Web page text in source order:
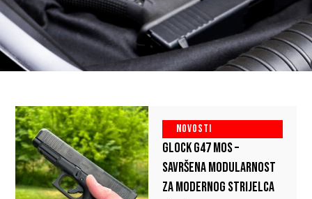
NOVOSTI
GLOCK G47 MOS –
SAVRŠENA MODULARNOST
ZA MODERNOG STRIJELCA